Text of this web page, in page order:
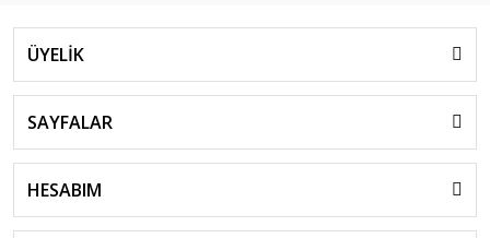
ÜYELİK
SAYFALAR
HESABIM